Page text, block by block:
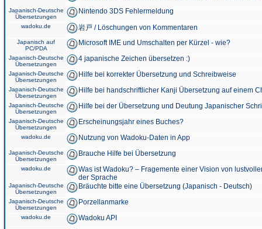
Japanisch-Deutsche
Übersetzungen
Nintendo 3DS Fehlermeldung
wadoku.de 岩戸 / Löschungen von Kommentaren
Japanisch auf
PC/PDA
Microsoft IME und Umschalten per Kürzel - wie?
Japanisch-Deutsche
Übersetzungen
4 japanische Zeichen übersetzen :)
Japanisch-Deutsche
Übersetzungen
Hilfe bei korrekter Übersetzung und Schreibweise
Japanisch-Deutsche
Übersetzungen
Hilfe bei handschriftlicher Kanji Übersetzung auf einem
Japanisch-Deutsche
Übersetzungen
Hilfe bei der Übersetzung und Deutung Japanischer
Japanisch-Deutsche
Übersetzungen
Erscheinungsjahr eines Buches?
wadoku.de Nutzung von Wadoku-Daten in App
Japanisch-Deutsche
Übersetzungen
Brauche Hilfe bei Übersetzung
wadoku.de
Was ist Wadoku? – Fragemente einer Vision von
der Sprache
Japanisch-Deutsche
Übersetzungen
Bräuchte bitte eine Übersetzung (Japanisch - Deutsch)
Japanisch-Deutsche
Übersetzungen
Porzellanmarke
wadoku.de Wadoku API